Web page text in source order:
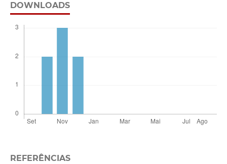
DOWNLOADS
REFERÊNCIAS